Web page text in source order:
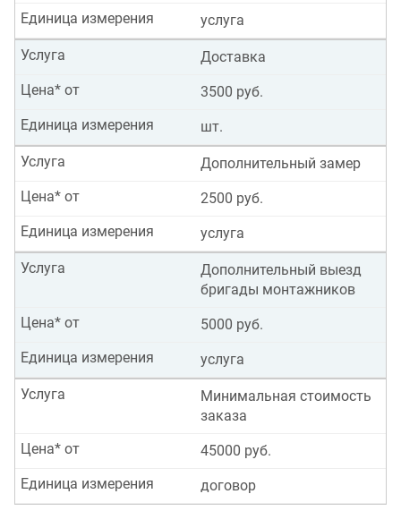
услуга
Единица измерения
Доставка
Услуга
3500 руб.
Цена* от
шт.
Единица измерения
Дополнительный замер
Услуга
2500 руб.
Цена* от
услуга
Единица измерения
Дополнительный выезд
бригады монтажников
Услуга
5000 руб.
Цена* от
услуга
Единица измерения
Минимальная стоимость
заказа
Услуга
45000 руб.
Цена* от
договор
Единица измерения